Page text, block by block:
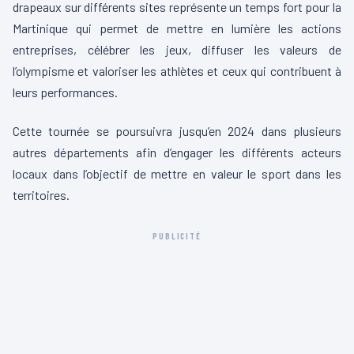
drapeaux sur différents sites représente un temps fort pour la
Martinique qui permet de mettre en lumière les actions
entreprises, célébrer les jeux, diffuser les valeurs de
l’olympisme et valoriser les athlètes et ceux qui contribuent à
leurs performances.
Cette tournée se poursuivra jusqu’en 2024 dans plusieurs
autres départements afin d’engager les différents acteurs
locaux dans l’objectif de mettre en valeur le sport dans les
territoires.
PUBLICITÉ